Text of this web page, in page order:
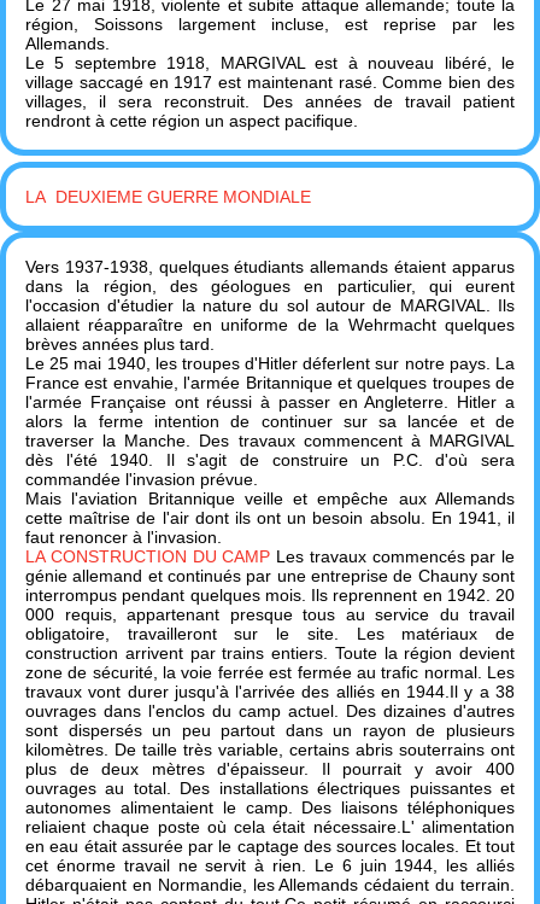
Le 27 mai 1918, violente et subite attaque allemande; toute la
région, Soissons largement incluse, est reprise par les
Allemands.
Le 5 septembre 1918, MARGIVAL est à nouveau libéré, le
village saccagé en 1917 est maintenant rasé. Comme bien des
villages, il sera reconstruit. Des années de travail patient
rendront à cette région un aspect pacifique.
LA DEUXIEME GUERRE MONDIALE
Vers 1937-1938, quelques étudiants allemands étaient apparus
dans la région, des géologues en particulier, qui eurent
l'occasion d'étudier la nature du sol autour de MARGIVAL. Ils
allaient réapparaître en uniforme de la Wehrmacht quelques
brèves années plus tard.
Le 25 mai 1940, les troupes d'Hitler déferlent sur notre pays. La
France est envahie, l'armée Britannique et quelques troupes de
l'armée Française ont réussi à passer en Angleterre. Hitler a
alors la ferme intention de continuer sur sa lancée et de
traverser la Manche. Des travaux commencent à MARGIVAL
dès l'été 1940. Il s'agit de construire un P.C. d'où sera
commandée l'invasion prévue.
Mais l'aviation Britannique veille et empêche aux Allemands
cette maîtrise de l'air dont ils ont un besoin absolu. En 1941, il
faut renoncer à l'invasion.
LA CONSTRUCTION DU CAMP Les travaux commencés par le
génie allemand et continués par une entreprise de Chauny sont
interrompus pendant quelques mois. Ils reprennent en 1942. 20
000 requis, appartenant presque tous au service du travail
obligatoire, travailleront sur le site. Les matériaux de
construction arrivent par trains entiers. Toute la région devient
zone de sécurité, la voie ferrée est fermée au trafic normal. Les
travaux vont durer jusqu'à l'arrivée des alliés en 1944.Il y a 38
ouvrages dans l'enclos du camp actuel. Des dizaines d'autres
sont dispersés un peu partout dans un rayon de plusieurs
kilomètres. De taille très variable, certains abris souterrains ont
plus de deux mètres d'épaisseur. Il pourrait y avoir 400
ouvrages au total. Des installations électriques puissantes et
autonomes alimentaient le camp. Des liaisons téléphoniques
reliaient chaque poste où cela était nécessaire.L' alimentation
en eau était assurée par le captage des sources locales. Et tout
cet énorme travail ne servit à rien. Le 6 juin 1944, les alliés
débarquaient en Normandie, les Allemands cédaient du terrain.